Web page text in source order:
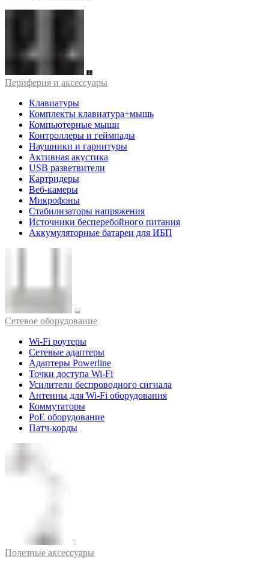
Периферия и аксессуары
Клавиатуры
Комплекты клавиатура+мышь
Компьютерные мыши
Контроллеры и геймпады
Наушники и гарнитуры
Активная акустика
USB разветвители
Картридеры
Веб-камеры
Микрофоны
Стабилизаторы напряжения
Источники бесперебойного питания
Аккумуляторные батареи для ИБП
Cетевое оборудование
Wi-Fi роутеры
Сетевые адаптеры
Адаптеры Powerline
Точки доступа Wi-Fi
Усилители беспроводного сигнала
Антенны для Wi-Fi оборудования
Коммутаторы
PoE оборудование
Патч-корды
Полезные аксессуары